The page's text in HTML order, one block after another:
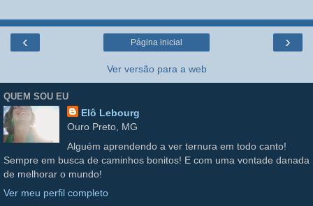
‹ ›
Página inicial
Ver versão para a web
QUEM SOU EU
Elô Lebourg
Ouro Preto, MG
Alguém aprendendo a ver ternura em todo canto!
Sempre em busca de caminhos bonitos! E com uma vontade danada
de melhorar o mundo!
Ver meu perfil completo